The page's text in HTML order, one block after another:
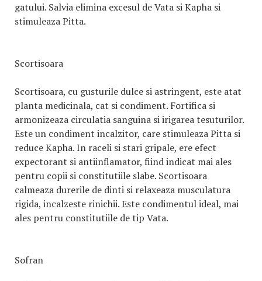
gatului. Salvia elimina excesul de Vata si Kapha si
stimuleaza Pitta.
Scortisoara
Scortisoara, cu gusturile dulce si astringent, este atat
planta medicinala, cat si condiment. Fortifica si
armonizeaza circulatia sanguina si irigarea tesuturilor.
Este un condiment incalzitor, care stimuleaza Pitta si
reduce Kapha. In raceli si stari gripale, ere efect
expectorant si antiinflamator, fiind indicat mai ales
pentru copii si constitutiile slabe. Scortisoara
calmeaza durerile de dinti si relaxeaza musculatura
rigida, incalzeste rinichii. Este condimentul ideal, mai
ales pentru constitutiile de tip Vata.
Sofran